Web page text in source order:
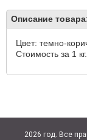
Описание
Цвет: темно-
Стоимость за 1 кг.
2026 год. Все